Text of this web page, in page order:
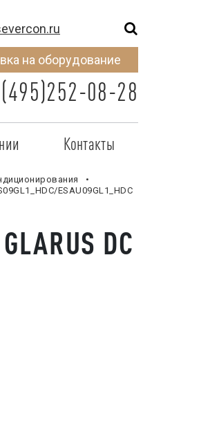
на оборудование
08-28
Контакты
ESAU09GL1_HDC
DC